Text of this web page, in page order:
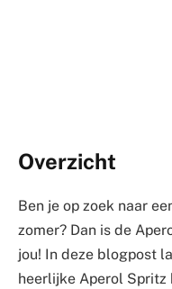
Overzicht
Ben je op zoek naar
zomer? Dan is de
jou! In deze blogpost
heerlijke Aperol Spritz